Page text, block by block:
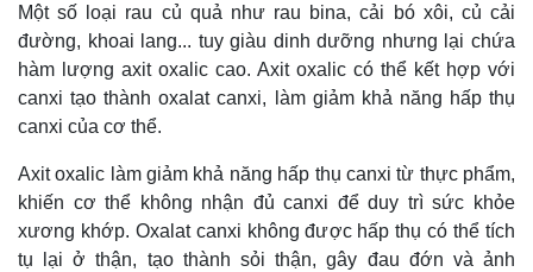
Một số loại rau củ quả như rau bina, cải bó xôi, củ cải
đường, khoai lang... tuy giàu dinh dưỡng nhưng lại chứa
hàm lượng axit oxalic cao. Axit oxalic có thể kết hợp với
canxi tạo thành oxalat canxi, làm giảm khả năng hấp thụ
canxi của cơ thể.
Axit oxalic làm giảm khả năng hấp thụ canxi từ thực phẩm,
khiến cơ thể không nhận đủ canxi để duy trì sức khỏe
xương khớp. Oxalat canxi không được hấp thụ có thể tích
tụ lại ở thận, tạo thành sỏi thận, gây đau đớn và ảnh